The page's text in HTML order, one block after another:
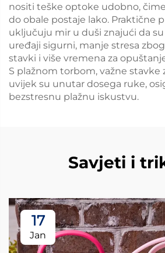
nositi teške optoke udobno,
do obale postaje lako. Praktične
uključuju mir u duši znajući da
uređaji sigurni, manje stresa
stavki i više vremena za
S plažnom torbom, važne stavke
uvijek su unutar dosega ruke,
bezstresnu plažnu iskustvu.
Savjeti i
17
Jan